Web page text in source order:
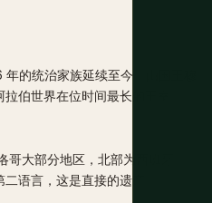
年的统治家族延续至今，由国王穆
伯世界在位时间最长的王室。
哥大部分地区，北部为西班牙
语言，这是直接的遗产。